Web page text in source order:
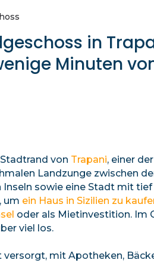
in
Minuten
von Trapani, einer
Landzunge zwischen
sowie eine Stadt mit
um ein Haus in Sizilien zu
oder als Mietinvestition. Im
viel los.
mit Apotheken,